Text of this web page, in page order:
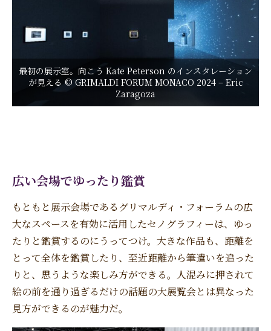
最初の展示室。向こう Kate Peterson のインスタレーション
が見える © GRIMALDI FORUM MONACO 2024 – Eric
Zaragoza
広い会場でゆったり鑑賞
もともと展示会場であるグリマルディ・フォーラムの広
大なスペースを有効に活用したセノグラフィーは、ゆっ
たりと鑑賞するのにうってつけ。大きな作品も、距離を
とって全体を鑑賞したり、至近距離から筆遣いを追った
りと、思うような楽しみ方ができる。人混みに押されて
絵の前を通り過ぎるだけの話題の大展覧会とは異なった
見方ができるのが魅力だ。